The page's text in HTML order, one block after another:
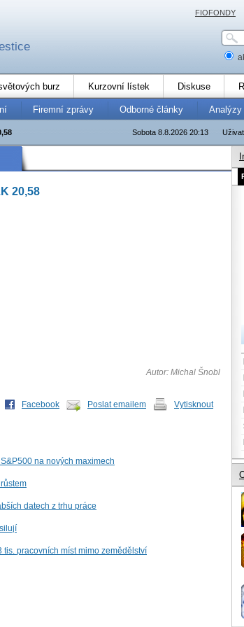
burz Kurzovní lístek Diskuse
Firemní zprávy Odborné články Analýzy
Sobota 8.8.2026 20:13
20,58
Autor: Michal Šnobl
Facebook Poslat emailem Vytisknout
na nových maximech
datech z trhu práce
tis. pracovních míst mimo zemědělství
FIOFONDY